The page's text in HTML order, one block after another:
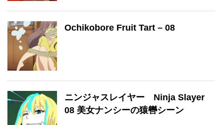
Ochikobore Fruit Tart – 08
ニンジャスレイヤー Ninja Slayer
08 美女ナンシーの猿轡シーン